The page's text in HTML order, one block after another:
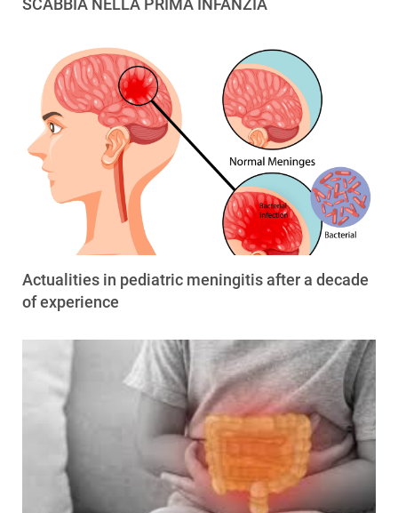
Actualities in pediatric meningitis after a decade
of experience